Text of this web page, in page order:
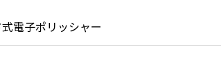
電子ポリッシャー